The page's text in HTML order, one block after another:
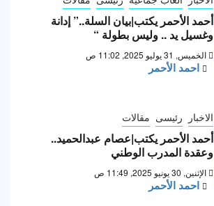
أحمد الأحمر يكتب|بيان السلة..” إدانة
وغسيل يد .. وليس بطولة “
الخميس, 31 يوليو 2025, 11:02 ص
احمد الأحمر
الاخبار رئيسى مقالات
أحمد الأحمر يكتب|عصام عبدالحميد..
وعقدة المدرب الوطني
الإثنين, 30 يونيو 2025, 11:49 ص
احمد الأحمر